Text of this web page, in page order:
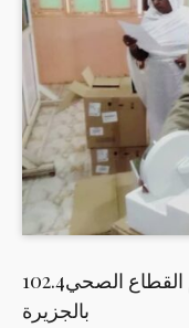
102.4مليون جنيه من الزكاة لدعم القطاع الصحي
بالجزيرة